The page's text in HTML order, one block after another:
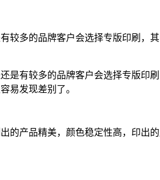
多的品牌客户会选择专版印刷，
有较多的品牌客户会选择专版印
易发现差别了。
产品精美，颜色稳定性高，印出